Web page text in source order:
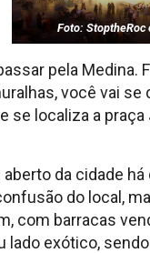
Foto: StoptheRoc
pela
você vai
se localiza a
da cidade
do local,
com barracas
lado exótico,